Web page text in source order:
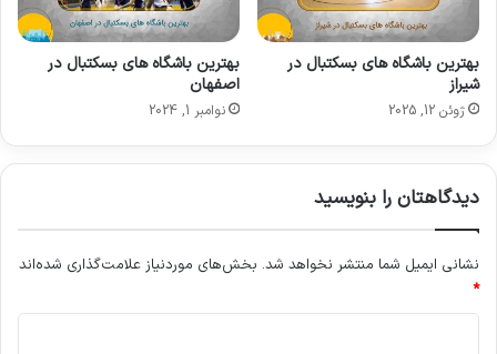
بهترین باشگاه های بسکتبال در
شیراز
ژوئن 12, 2025
بهترین باشگاه های بسکتبال در
اصفهان
نوامبر 1, 2024
دیدگاهتان را بنویسید
نشانی ایمیل شما منتشر نخواهد شد. بخش‌های موردنیاز علامت‌گذاری شده‌اند
*